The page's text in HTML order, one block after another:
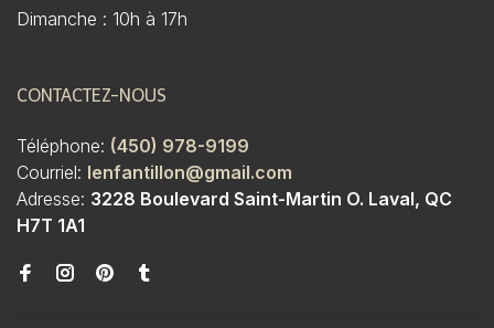
Dimanche : 10h à 17h
CONTACTEZ-NOUS
Téléphone: (450) 978-9199
Courriel: lenfantillon@gmail.com
Adresse: 3228 Boulevard Saint-Martin O. Laval, QC
H7T 1A1